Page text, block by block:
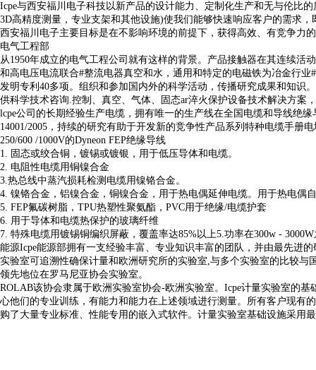
Icpe与西安福川电子科技以新产品的设计能力、定制化生产和无与伦比
3D高精度测量，专业支架和其他设施)使我们能够快速响应客户的需求
西安福川电子主要目标是在不影响环境的前提下，获得高效、有竞争力
电气工程部
从1950年成立的电气工程公司就有这样的背景。产品接触器在其连续
和高电压电流联合#整流电器真空和水，通用和特定的电磁铁为冶金行
发明专利40多项。组织和参加国内外的科学活动，传播研究成果和知识
供科学技术咨询.控制、真空、气体、固态ar淬火保护设备技术解决方案
lcpe公司的长期经验生产电缆，拥有唯一的生产线在全国电缆和导线绝
14001/2005，持续的研究有助于开发新的竞争性产品系列特种电缆手
250/600 /1000V的Dyneon FEP绝缘导线
1. 固态或绞合铜，镀锡或镀银，用于低压导体和电缆。
2. 电阻性电缆用铜镍合金
3.热总线中蒸汽损耗检测电缆用镍铬合金。
4. 镍铬合金，铝镍合金，铜镍合金，用于热电偶延伸电缆。用于热电偶
5. FEP氟碳树脂，TPU热塑性聚氨酯，PVC用于绝缘/电缆护套
6. 用于导体和电缆热保护的玻璃纤维
7. 特殊电缆用镀锡铜编织屏蔽，覆盖率达85%以上5.功率在300w -
能源Icpe能源部拥有一支经验丰富、专业知识丰富的团队，并由最先进
实验室可追溯性确保计量和欧洲研究所的实验室,与多个实验室的比较
领先地位在罗马尼亚协会实验室。
ROLAB该协会隶属于欧洲实验室协会-欧洲实验室。Icpe计量实验室的
心他们的专业训练，有能力和能力在上述领域进行测量。所有客户现有
购了大量专业标准、性能专用的嵌入式软件。计量实验室基础设施采用